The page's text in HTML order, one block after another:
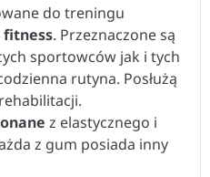
do treningu
fitness. Przeznaczone są
sportowców jak i tych
rutyna. Posłużą
z elastycznego i
z gum posiada inny